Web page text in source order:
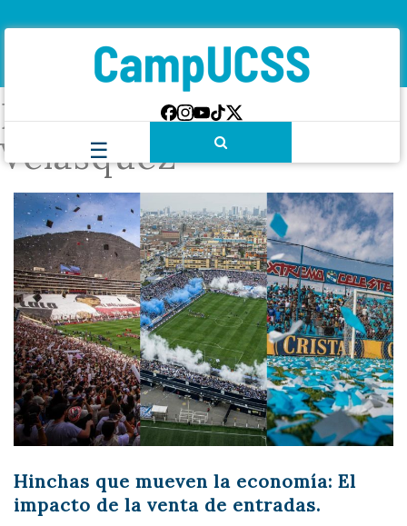
Etiqueta:Norma
Velásquez
Hinchas que mueven la economía: El
impacto de la venta de entradas.